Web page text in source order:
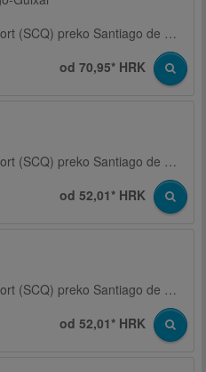
Santiago de Compostela Airport (SCQ) preko Santiago de Compostela, Željeznički kolodvor
od 70,95* HRK
Santiago de Compostela Airport (SCQ) preko Santiago de Compostela
od 52,01* HRK
Santiago de Compostela Airport (SCQ) preko Santiago de Compostela
od 52,01* HRK